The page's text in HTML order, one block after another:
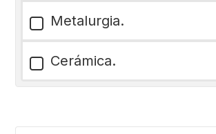
Metalurgia.
Cerámica.